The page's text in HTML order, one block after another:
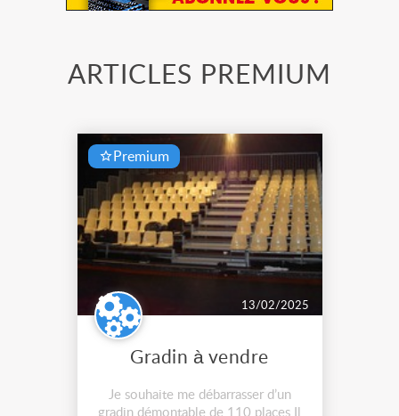
ARTICLES PREMIUM
Premium
13/02/2025
Gradin à vendre
Je souhaite me débarrasser d’un
gradin démontable de 110 places.Il